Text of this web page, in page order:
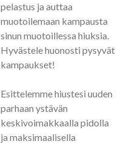
pelastus ja auttaa
muotoilemaan kampausta
sinun muotoillessa hiuksia.
Hyvästele huonosti pysyvät
kampaukset!
Esittelemme hiustesi uuden
parhaan ystävän
keskivoimakkaalla pidolla
ja maksimaalisella